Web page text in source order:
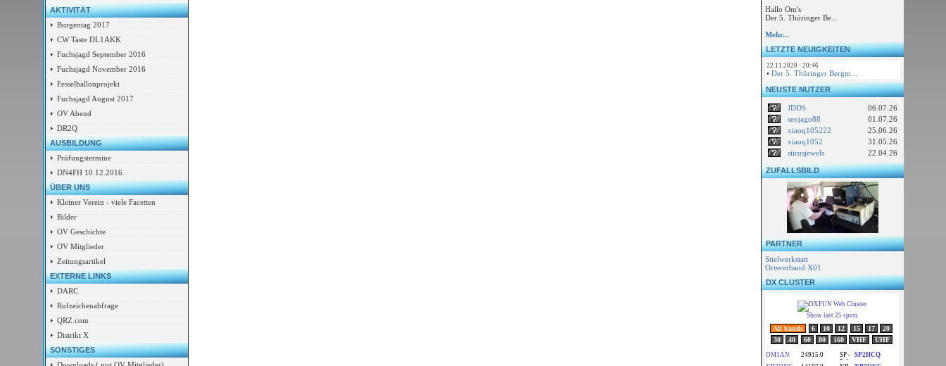
AKTIVITÄT
Burgentag 2017
CW Taste DL1AKK
Fuchsjagd September 2016
Fuchsjagd November 2016
Fesselballonprojekt
Fuchsjagd August 2017
OV Abend
DR2Q
AUSBILDUNG
Prüfungstermine
DN4FH 10.12.2016
ÜBER UNS
Kleiner Verein - viele Facetten
Bilder
OV Geschichte
OV Mitglieder
Zeitungsartikel
EXTERNE LINKS
DARC
Rufzeichenabfrage
QRZ.com
Distrikt X
SONSTIGES
Hallo Om's
Der 5. Thüringer Be...
Mehr...
LETZTE NEUIGKEITEN
22.11.2020 - 20:46
• Der 5. Thüringer Bergm...
NEUSTE NUTZER
JDDS
06.07.26
seojago88
01.07.26
xiaoq105222
25.06.26
xiaoq1052
31.05.26
siirusjewels
22.04.26
ZUFALLSBILD
PARTNER
Stielwerkstatt
Ortsverband X01
DX CLUSTER